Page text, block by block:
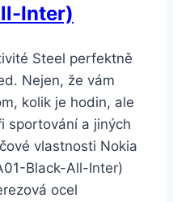
Inter)
Steel perfektně
Nejen, že vám
kolik je hodin, ale
sportování a jiných
vlastnosti Nokia
Black-All-Inter)
ocel